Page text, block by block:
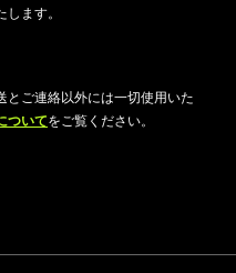
ます。
とご連絡以外には一切使用いた
ついてをご覧ください。